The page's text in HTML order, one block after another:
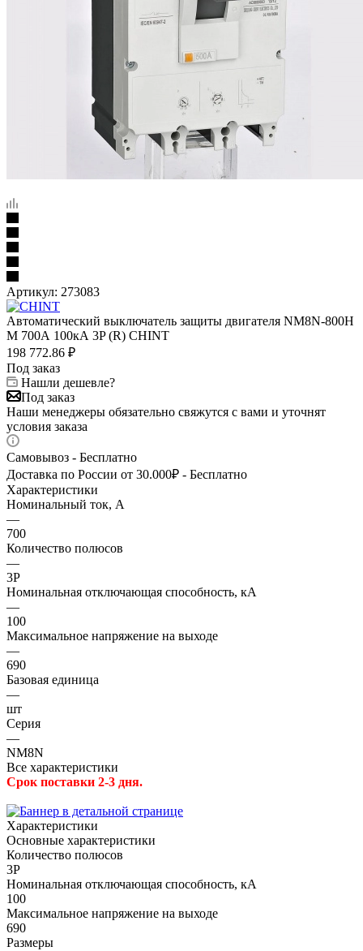
Артикул: 273083
Автоматический выключатель защиты двигателя NM8N-800H
M 700А 100кА 3P (R) CHINT
198 772.86 ₽
Под заказ
Нашли дешевле?
Под заказ
Наши менеджеры обязательно свяжутся с вами и уточнят
условия заказа
Самовывоз - Бесплатно
Доставка по России от 30.000₽ - Бесплатно
Характеристики
Номинальный ток, А
—
700
Количество полюсов
—
3P
Номинальная отключающая способность, кА
—
100
Максимальное напряжение на выходе
—
690
Базовая единица
—
шт
Серия
—
NM8N
Все характеристики
Срок поставки 2-3 дня.
Характеристики
Основные характеристики
Количество полюсов
3P
Номинальная отключающая способность, кА
100
Максимальное напряжение на выходе
690
Размеры